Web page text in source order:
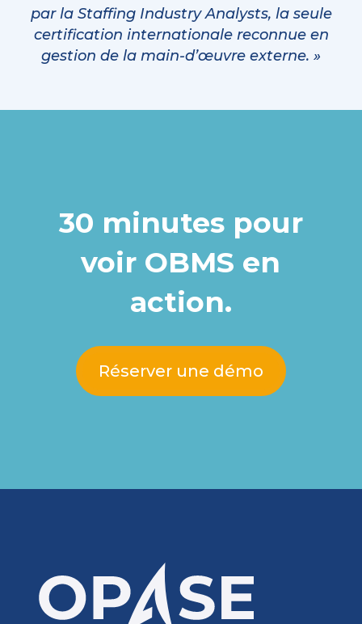
par la Staffing Industry Analysts, la seule
certification internationale reconnue en
gestion de la main-d’œuvre externe. »
30 minutes pour
voir OBMS en
action.
Réserver une démo